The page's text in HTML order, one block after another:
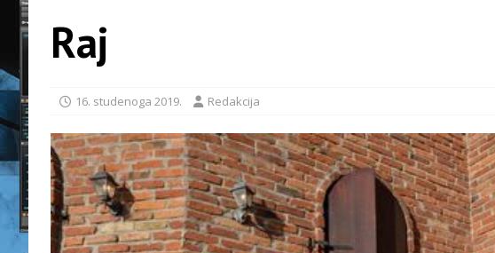
Raj
16. studenoga 2019. Redakcija